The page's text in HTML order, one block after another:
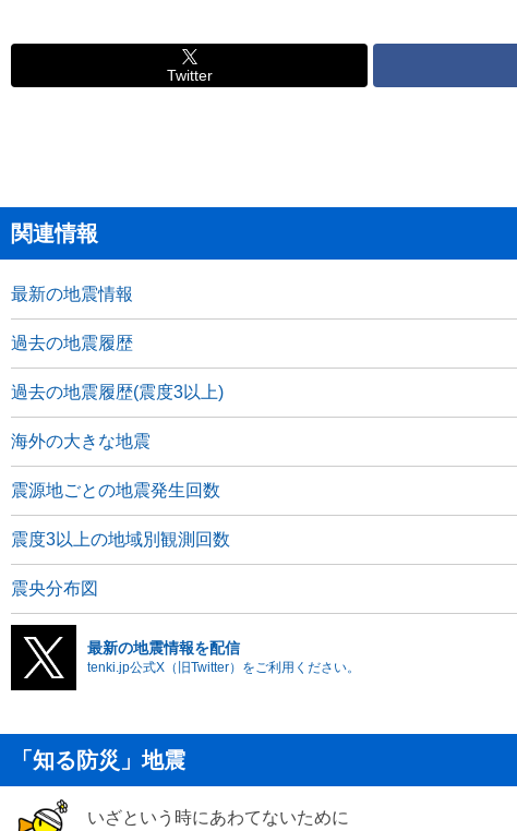
Twitter
関連情報
最新の地震情報
過去の地震履歴
過去の地震履歴(震度3以上)
海外の大きな地震
震源地ごとの地震発生回数
震度3以上の地域別観測回数
震央分布図
最新の地震情報を配信
tenki.jp公式X（旧Twitter）をご利用ください。
「知る防災」地震
いざという時にあわてないために